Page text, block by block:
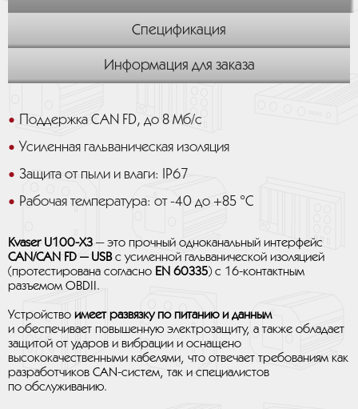
Спецификация
Информация для заказа
Поддержка CAN FD, до 8 Мб/с
Усиленная гальваническая изоляция
Защита от пыли и влаги: IP67
Рабочая температура: от -40 до +85 °C
Kvaser U100-X3 — это прочный одноканальный интерфейс
CAN/CAN FD — USBс усиленной гальванической изоляцией
(протестирована согласно EN 60335) с 16-контактным
разъемом OBDII.
Устройство имеет развязку по питанию и данным
и обеспечивает повышенную электрозащиту, а также обладает
защитой от ударов и вибрации и оснащено
высококачественными кабелями, что отвечает требованиям как
разработчиков CAN-систем, так и специалистов
по обслуживанию.